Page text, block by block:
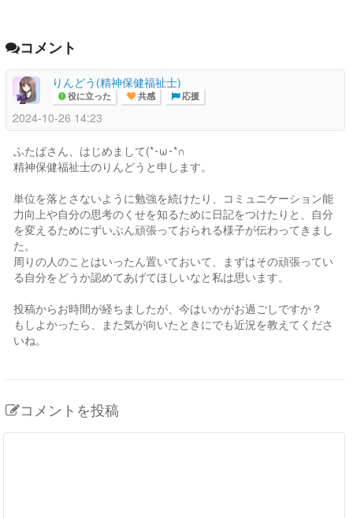
コメント
りんどう(精神保健福祉士)
役に立った 共感 応援
2024-10-26 14:23
ふたばさん、はじめまして(*･ω･*∩
精神保健福祉士のりんどうと申します。
単位を落とさないように勉強を続けたり、コミュニケーション能
力向上や自分の思考のくせを知るために日記をつけたりと、自分
を変えるためにずいぶん頑張っておられる様子が伝わってきまし
た。
周りの人のことはいったん置いておいて、まずはその頑張ってい
る自分をどうか認めてあげてほしいなと私は思います。
投稿からお時間が経ちましたが、今はいかがお過ごしですか？
もしよかったら、また気が向いたときにでも近況を教えてくださ
いね。
コメントを投稿